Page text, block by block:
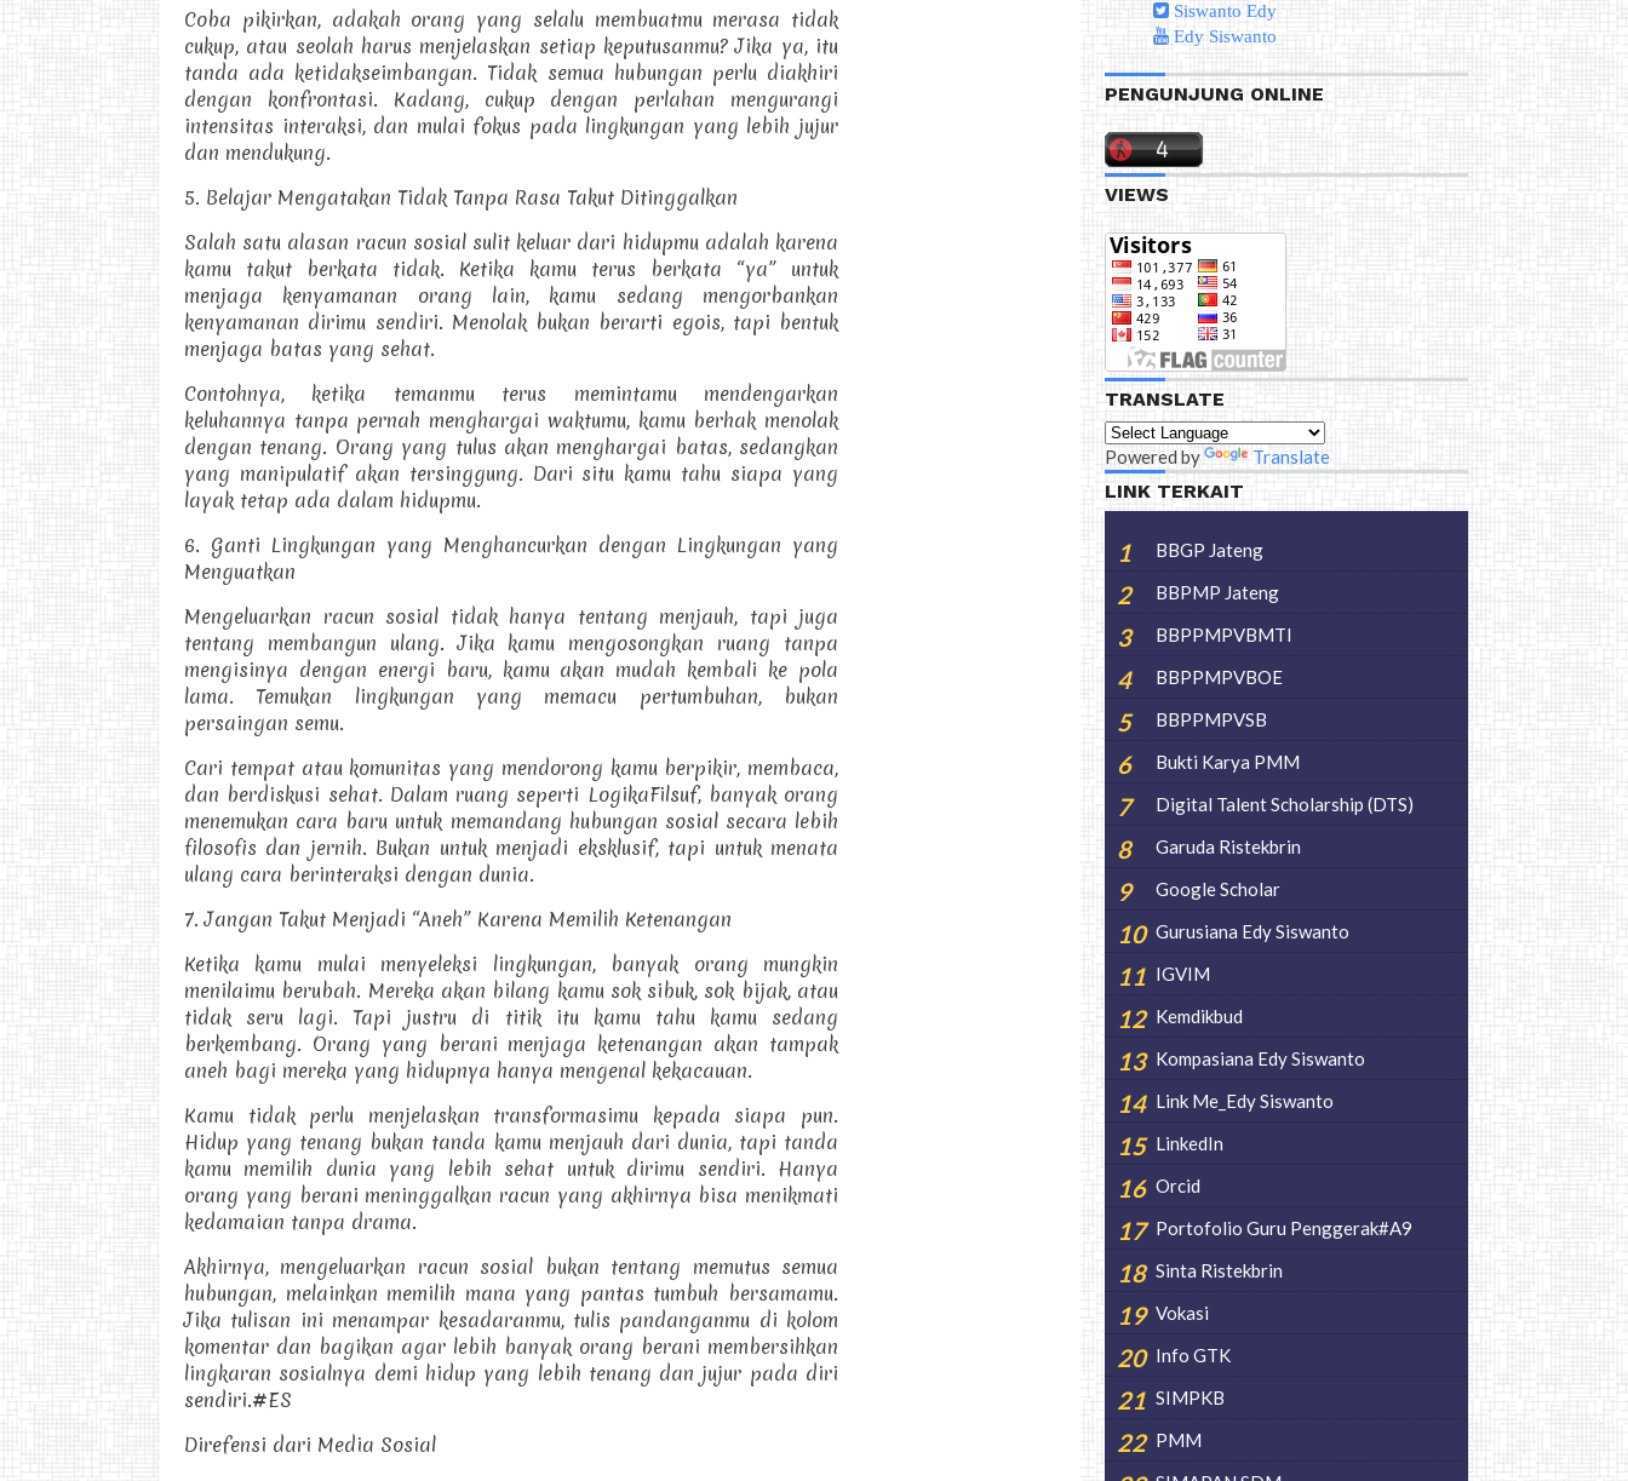
Coba pikirkan, adakah orang yang selalu membuatmu merasa tidak
cukup, atau seolah harus menjelaskan setiap keputusanmu? Jika ya, itu
tanda ada ketidakseimbangan. Tidak semua hubungan perlu diakhiri
dengan konfrontasi. Kadang, cukup dengan perlahan mengurangi
intensitas interaksi, dan mulai fokus pada lingkungan yang lebih jujur
dan mendukung.
5. Belajar Mengatakan Tidak Tanpa Rasa Takut Ditinggalkan
Salah satu alasan racun sosial sulit keluar dari hidupmu adalah karena
kamu takut berkata tidak. Ketika kamu terus berkata “ya” untuk
menjaga kenyamanan orang lain, kamu sedang mengorbankan
kenyamanan dirimu sendiri. Menolak bukan berarti egois, tapi bentuk
menjaga batas yang sehat.
Contohnya, ketika temanmu terus memintamu mendengarkan
keluhannya tanpa pernah menghargai waktumu, kamu berhak menolak
dengan tenang. Orang yang tulus akan menghargai batas, sedangkan
yang manipulatif akan tersinggung. Dari situ kamu tahu siapa yang
layak tetap ada dalam hidupmu.
6. Ganti Lingkungan yang Menghancurkan dengan Lingkungan yang
Menguatkan
Mengeluarkan racun sosial tidak hanya tentang menjauh, tapi juga
tentang membangun ulang. Jika kamu mengosongkan ruang tanpa
mengisinya dengan energi baru, kamu akan mudah kembali ke pola
lama. Temukan lingkungan yang memacu pertumbuhan, bukan
persaingan semu.
Cari tempat atau komunitas yang mendorong kamu berpikir, membaca,
dan berdiskusi sehat. Dalam ruang seperti LogikaFilsuf, banyak orang
menemukan cara baru untuk memandang hubungan sosial secara lebih
filosofis dan jernih. Bukan untuk menjadi eksklusif, tapi untuk menata
ulang cara berinteraksi dengan dunia.
7. Jangan Takut Menjadi “Aneh” Karena Memilih Ketenangan
Ketika kamu mulai menyeleksi lingkungan, banyak orang mungkin
menilaimu berubah. Mereka akan bilang kamu sok sibuk, sok bijak, atau
tidak seru lagi. Tapi justru di titik itu kamu tahu kamu sedang
berkembang. Orang yang berani menjaga ketenangan akan tampak
aneh bagi mereka yang hidupnya hanya mengenal kekacauan.
Kamu tidak perlu menjelaskan transformasimu kepada siapa pun.
Hidup yang tenang bukan tanda kamu menjauh dari dunia, tapi tanda
kamu memilih dunia yang lebih sehat untuk dirimu sendiri. Hanya
orang yang berani meninggalkan racun yang akhirnya bisa menikmati
kedamaian tanpa drama.
Akhirnya, mengeluarkan racun sosial bukan tentang memutus semua
hubungan, melainkan memilih mana yang pantas tumbuh bersamamu.
Jika tulisan ini menampar kesadaranmu, tulis pandanganmu di kolom
komentar dan bagikan agar lebih banyak orang berani membersihkan
lingkaran sosialnya demi hidup yang lebih tenang dan jujur pada diri
sendiri.#ES
Direfensi dari Media Sosial
Siswanto Edy
Edy Siswanto
PENGUNJUNG ONLINE
VIEWS
TRANSLATE
Powered by Translate
LINK TERKAIT
BBGP Jateng
BBPMP Jateng
BBPPMPVBMTI
BBPPMPVBOE
BBPPMPVSB
Bukti Karya PMM
Digital Talent Scholarship (DTS)
Garuda Ristekbrin
Google Scholar
Gurusiana Edy Siswanto
IGVIM
Kemdikbud
Kompasiana Edy Siswanto
Link Me_Edy Siswanto
LinkedIn
Orcid
Portofolio Guru Penggerak#A9
Sinta Ristekbrin
Vokasi
Info GTK
SIMPKB
PMM